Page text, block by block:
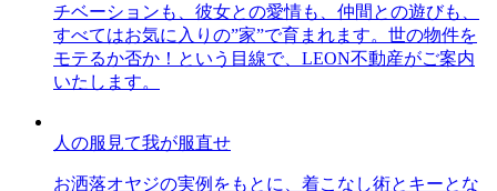
チベーションも、彼女との愛情も、仲間との遊びも、
すべてはお気に入りの”家”で育まれます。世の物件を
モテるか否か！という目線で、LEON不動産がご案内
いたします。
人の服見て我が服直せ
お洒落オヤジの実例をもとに、着こなし術とキーとな